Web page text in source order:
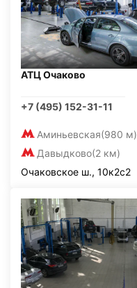
АТЦ Очаково
+7 (495) 152-31-11
Аминьевская(980 м)
Давыдково(2 км)
Очаковское ш., 10к2с2